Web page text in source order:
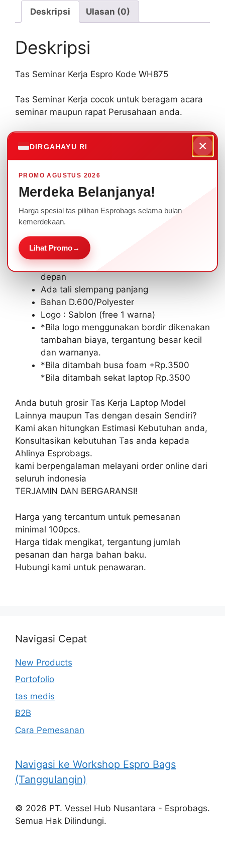
Deskripsi Ulasan (0)
Deskripsi
Tas Seminar Kerja Espro Kode WH875
Tas Seminar Kerja cocok untuk beragam acara
seminar maupun rapat Perusahaan anda.
Ada beragam pilihan warna yang bisa dipilih
sesuai dengan tema, dan ditambahkan logo
sablon/bordir.
Spesifikasi Tas Seminar Kerja Espro Kode WH-
Ukuran: 28 x 8 x 38 cm
1 kompartemen beresleting dibagian
utama
1 kantong saku beresleting dibagian
depan
Ada tali slempang panjang
Bahan D.600/Polyester
Logo : Sablon (free 1 warna)
*Bila logo menggunakan bordir dikenakan
tambahan biaya, tergantung besar kecil
dan warnanya.
*Bila ditambah busa foam +Rp.3500
*Bila ditambah sekat laptop Rp.3500
Anda butuh grosir Tas Kerja Laptop Model
Lainnya maupun Tas dengan desain Sendiri?
Kami akan hitungkan Estimasi Kebutuhan anda,
Konsultasikan kebutuhan Tas anda kepada
Ahlinya Esprobags.
kami berpengalaman melayani order online dari
seluruh indonesia
TERJAMIN DAN BERGARANSI!
Harga yang tercantum untuk pemesanan
minimal 100pcs.
Harga tidak mengikat, tergantung jumlah
pesanan dan harga bahan baku.
Hubungi kami untuk penawaran.
Navigasi Cepat
New Products
Portofolio
tas medis
B2B
Cara Pemesanan
Navigasi ke Workshop Espro Bags
(Tanggulangin)
© 2026 PT. Vessel Hub Nusantara - Esprobags.
Semua Hak Dilindungi.
DIRGAHAYU RI ×
PROMO AGUSTUS 2026
Merdeka Belanjanya!
Harga spesial tas pilihan Esprobags selama bulan
kemerdekaan.
Lihat Promo→